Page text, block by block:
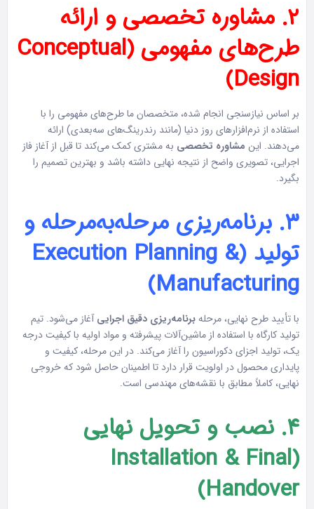
۲. مشاوره تخصصی و ارائه
طرح‌های مفهومی (Conceptual
Design)
بر اساس نیازسنجی انجام شده، متخصصان ما طرح‌های مفهومی را با
استفاده از نرم‌افزارهای روز دنیا (مانند رندرینگ‌های سه‌بعدی) ارائه
می‌دهند. این مشاوره تخصصی به مشتری کمک می‌کند تا قبل از آغاز فاز
اجرایی، تصویری واضح از نتیجه نهایی داشته باشد و بهترین تصمیم را
بگیرد.
۳. برنامه‌ریزی مرحله‌به‌مرحله و
تولید (Execution Planning &
Manufacturing)
با تأیید طرح نهایی، مرحلهبرنامه‌ریزی دقیق اجراییآغاز می‌شود. تیم
تولید کارگاه با استفاده از ماشین‌آلات پیشرفته و مواد اولیه با کیفیت درجه
یک، تولید اجزای دکوراسیون را آغاز می‌کند. در این مرحله، کیفیت و
پایداری محصول در اولویت قرار دارد تا اطمینان حاصل شود که خروجی
نهایی، کاملاً مطابق با نقشه‌های مهندسی است.
۴. نصب و تحویل نهایی
(Installation & Final
Handover)